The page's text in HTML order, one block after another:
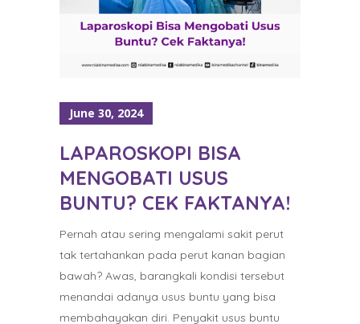
June 30, 2024
LAPAROSKOPI BISA
MENGOBATI USUS
BUNTU? CEK FAKTANYA!
Pernah atau sering mengalami sakit perut
tak tertahankan pada perut kanan bagian
bawah? Awas, barangkali kondisi tersebut
menandai adanya usus buntu yang bisa
membahayakan diri. Penyakit usus buntu